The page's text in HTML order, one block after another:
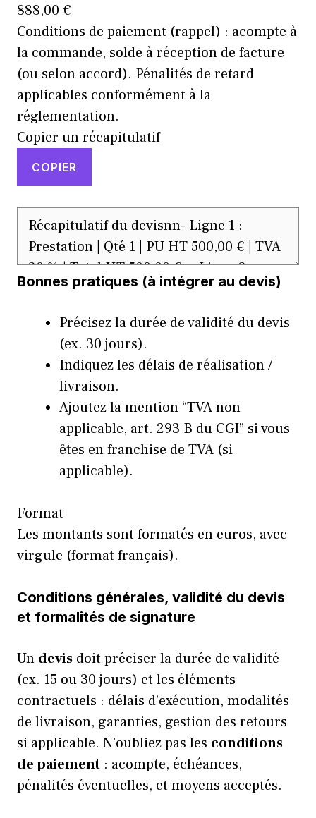
888,00 €
Conditions de paiement (rappel) : acompte à
la commande, solde à réception de facture
(ou selon accord). Pénalités de retard
applicables conformément à la
réglementation.
Copier un récapitulatif
COPIER
Bonnes pratiques (à intégrer au devis)
Précisez la durée de validité du devis
(ex. 30 jours).
Indiquez les délais de réalisation /
livraison.
Ajoutez la mention “TVA non
applicable, art. 293 B du CGI” si vous
êtes en franchise de TVA (si
applicable).
Format
Les montants sont formatés en euros, avec
virgule (format français).
Conditions générales, validité du devis
et formalités de signature
Un devis doit préciser la durée de validité
(ex. 15 ou 30 jours) et les éléments
contractuels : délais d’exécution, modalités
de livraison, garanties, gestion des retours
si applicable. N’oubliez pas les conditions
de paiement : acompte, échéances,
pénalités éventuelles, et moyens acceptés.